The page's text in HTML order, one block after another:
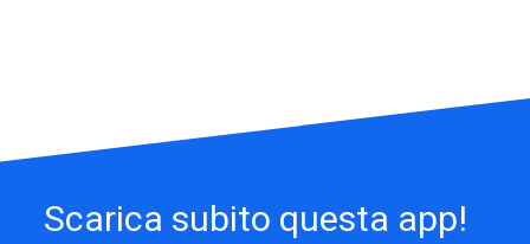
Scarica subito questa app!